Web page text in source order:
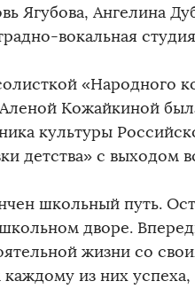
Ягубова, Ангелина
вокальная
«Народного
Кожайкиной
культуры
детства» с выходом
школьный путь.
дворе.
жизни со
из них успеха,